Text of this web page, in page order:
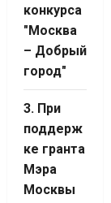
конкурса
"Москва
– Добрый
город"
3. При
поддерж
ке гранта
Мэра
Москвы